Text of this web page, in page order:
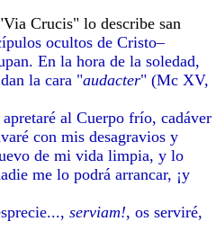
Crucis" lo describe san
ocultos de Cristo–
En la hora de la soledad,
la cara "audacter" (Mc XV,
al Cuerpo frío, cadáver
con mis desagravios y
de mi vida limpia, y lo
me lo podrá arrancar, ¡y
serviam!, os serviré,